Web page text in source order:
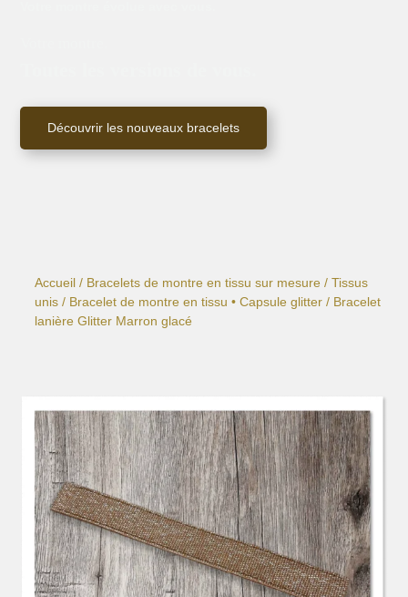
Découvrir les nouveaux bracelets
Accueil / Bracelets de montre en tissu sur mesure /Tissus
unis / Bracelet de montre en tissu • Capsule glitter / Bracelet
lanière Glitter Marron glacé